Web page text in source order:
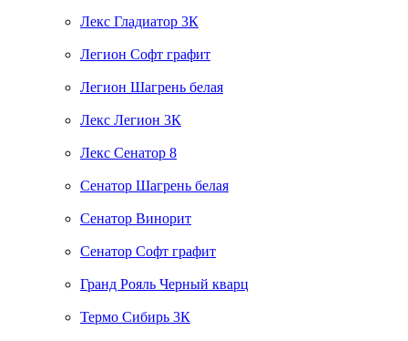
Лекс Гладиатор 3К
Легион Софт графит
Легион Шагрень белая
Лекс Легион 3К
Лекс Сенатор 8
Сенатор Шагрень белая
Сенатор Винорит
Сенатор Софт графит
Гранд Рояль Черный кварц
Термо Сибирь 3К